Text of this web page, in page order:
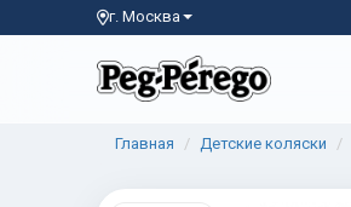
г. Москва
Главная Детские коляски